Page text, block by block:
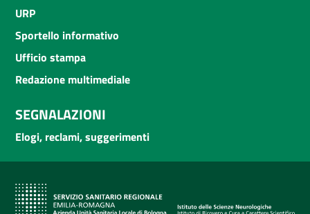
URP
Sportello informativo
Ufficio stampa
Redazione multimediale
SEGNALAZIONI
Elogi, reclami, suggerimenti